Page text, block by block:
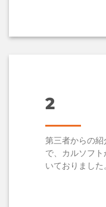
2
第三者からの
で、カルソフ
いておりました